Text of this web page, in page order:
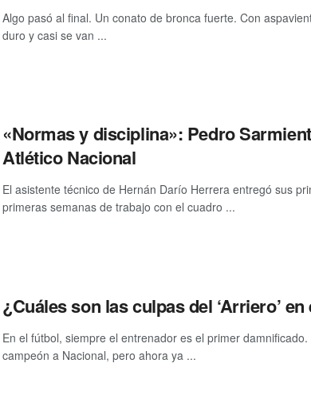
Algo pasó al final. Un conato de bronca fuerte. Con
duro y casi se van ...
«Normas y disciplina»: Pedro
Atlético Nacional
El asistente técnico de Hernán Darío Herrera entregó sus
primeras semanas de trabajo con el cuadro ...
¿Cuáles son las culpas del ‘Arriero’
En el fútbol, siempre el entrenador es el primer
campeón a Nacional, pero ahora ya ...